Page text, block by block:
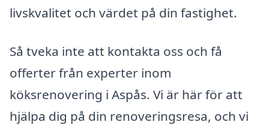
livskvalitet och värdet på din fastighet.
Så tveka inte att kontakta oss och få
offerter från experter inom
köksrenovering i Aspås. Vi är här för att
hjälpa dig på din renoveringsresa, och vi